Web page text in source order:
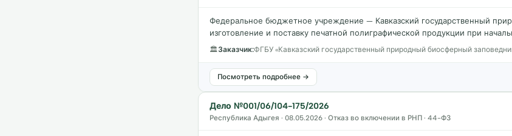
Федеральное бюджетное учреждение — Кавказский государственный
изготовление и поставку печатной полиграфической продукции при
🏛 Заказчик:ФГБУ «Кавказский государственный природный биосферный
Посмотреть подробнее →
Дело №001/06/104-175/2026
Республика Адыгея · 08.05.2026 · Отказ во включении в РНП · 44-ФЗ